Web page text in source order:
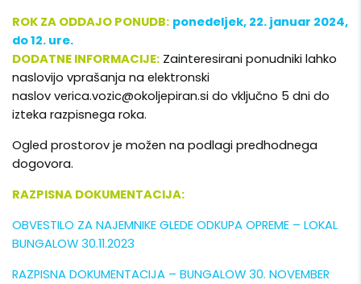
ROK ZA ODDAJO PONUDB: ponedeljek, 22. januar 2024,
do 12. ure.
DODATNE INFORMACIJE: Zainteresirani ponudniki lahko
naslovijo vprašanja na elektronski
naslov verica.vozic@okoljepiran.si do vključno 5 dni do
izteka razpisnega roka.
Ogled prostorov je možen na podlagi predhodnega
dogovora.
RAZPISNA DOKUMENTACIJA:
OBVESTILO ZA NAJEMNIKE GLEDE ODKUPA OPREME – LOKAL
BUNGALOW 30.11.2023
RAZPISNA DOKUMENTACIJA – BUNGALOW 30. NOVEMBER